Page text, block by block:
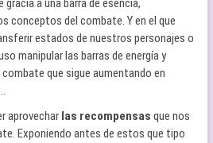
gracia a una barra de esencia,
conceptos del combate. Y en el que
estados de nuestros personajes o
manipular las barras de energía y
que sigue aumentando en
aprovechar las recompensas que nos
Exponiendo antes de estos que tipo